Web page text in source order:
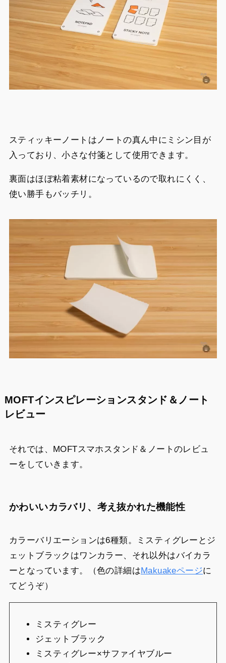
スティッキーノートはノートの真ん中にミシン目が
入っており、小さな付箋として使用できます。
裏面はほぼ粘着素材になっているので取れにくく、
使い勝手もバッチリ。
MOFTインスピレーションスタンド＆ノート
レビュー
それでは、MOFTスマホスタンド＆ノートのレビュ
ーをしていきます。
かわいいカラバリ、考え抜かれた機能性
カラーバリエーションは6種類。ミスティグレーとジ
ェットブラックはワンカラー、それ以外はバイカラ
ーとなっています。（色の詳細はMakuakeページに
てどうぞ）
ミスティグレー
ジェットブラック
ミスティグレー×サファイヤブルー